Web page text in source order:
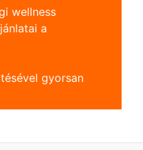
wellness
a
gyorsan